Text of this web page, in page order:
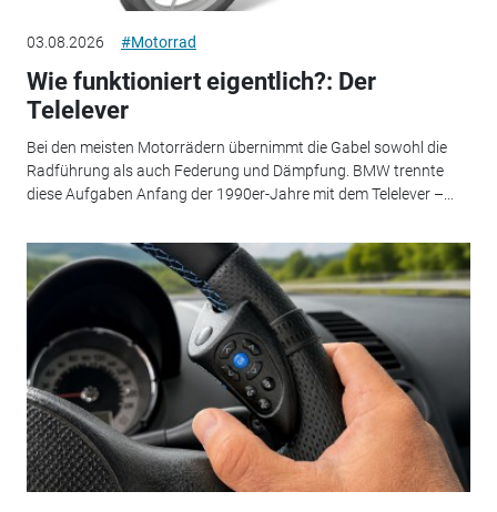
03.08.2026 #Motorrad
Wie funktioniert eigentlich?: Der
Telelever
Bei den meisten Motorrädern übernimmt die Gabel sowohl die
Radführung als auch Federung und Dämpfung. BMW trennte
diese Aufgaben Anfang der 1990er-Jahre mit dem Telelever –...